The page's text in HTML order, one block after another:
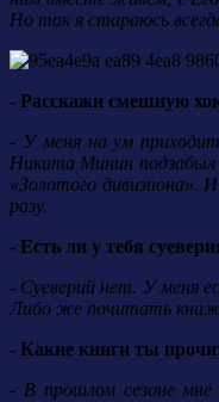
Но так я стараюсь
- Расскажи смешную
- У меня на ум
Никита Минин подзабыл
«Золотого дивизиона».
разу.
- Есть ли у тебя
- Суеверий нет. У меня
Либо же почитать
- Какие книги ты
- В прошлом сезоне мне